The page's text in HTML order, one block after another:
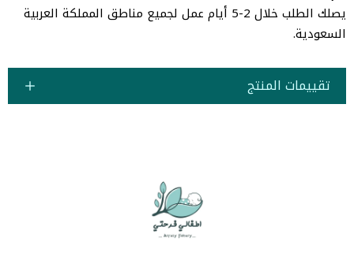
يصلك الطلب خلال 2-5 أيام عمل لجميع مناطق المملكة العربية
السعودية.
تقييمات المنتج